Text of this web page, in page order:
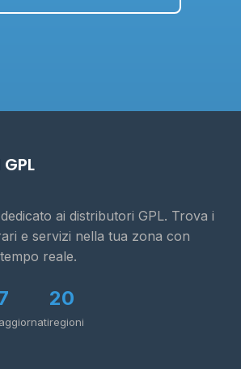
GPL
ai distributori GPL. Trova i
e servizi nella tua zona con
reale.
20
regioni